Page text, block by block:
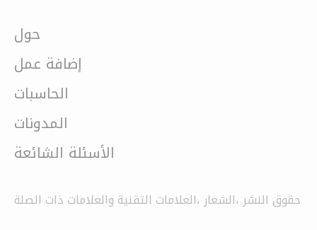
حول
إضافة عمل
الحاسبات
المدونات
الأسئلة الشائعة
حقوق النشر ،الشعار ،العلامات التقنية والعلامات ذات الصلة